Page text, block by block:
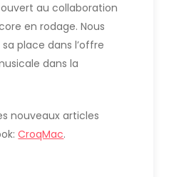
au collaboration
en rodage. Nous
place dans l’offre
dans la
nouveaux articles
CroqMac.